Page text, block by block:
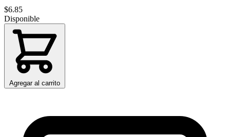
$6.85
Disponible
Agregar al carrito